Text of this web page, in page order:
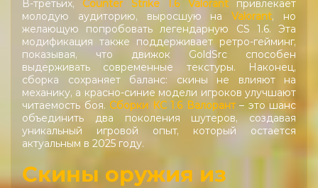
В-третьих, Counter Strike 1.6 Valorantпривлекает
молодую аудиторию, выросшую наValorant, но
желающую попробовать легендарную CS 1.6. Эта
модификация также поддерживает ретро-гейминг,
показывая, что движок GoldSrc способен
выдерживать современные текстуры. Наконец,
сборка сохраняет баланс: скины не влияют на
механику, а красно-синие модели игроков улучшают
читаемость боя. Cборки КС 1.6 Валорант– это шанс
объединить два поколения шутеров, создавая
уникальный игровой опыт, который остается
актуальным в 2025 году.
Скины оружия из